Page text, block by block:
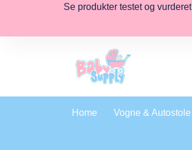
Se produkter testet og vurderet
Home Vogne & Autostole